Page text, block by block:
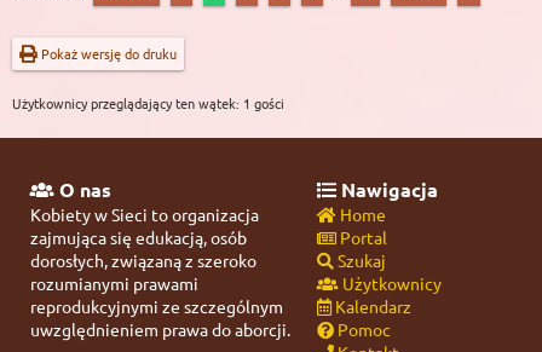
Pokaż wersję do druku
Użytkownicy przeglądający ten wątek: 1 gości
O nas
Kobiety w Sieci to organizacja
zajmująca się edukacją, osób
dorosłych, związaną z szeroko
rozumianymi prawami
reprodukcyjnymi ze szczególnym
uwzględnieniem prawa do aborcji.
Nawigacja
Home
Portal
Szukaj
Użytkownicy
Kalendarz
Pomoc